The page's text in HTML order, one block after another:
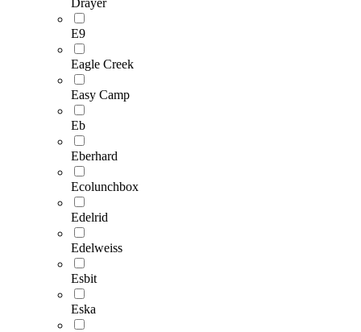
Drayer
E9
Eagle Creek
Easy Camp
Eb
Eberhard
Ecolunchbox
Edelrid
Edelweiss
Esbit
Eska